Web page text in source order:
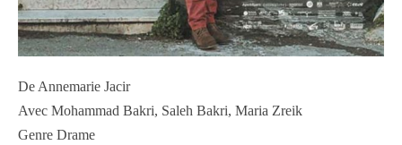
De Annemarie Jacir
Avec Mohammad Bakri, Saleh Bakri, Maria Zreik
Genre Drame